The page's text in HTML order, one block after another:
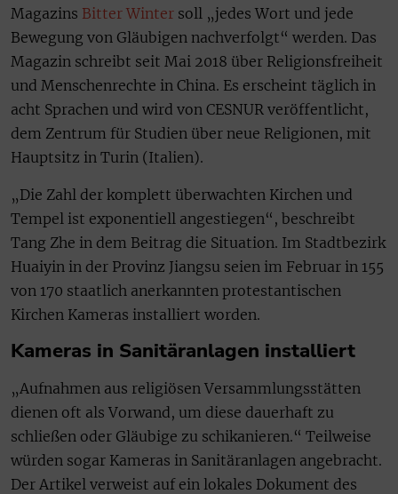
Magazins Bitter Winter soll „jedes Wort und jede
Bewegung von Gläubigen nachverfolgt“ werden. Das
Magazin schreibt seit Mai 2018 über Religionsfreiheit
und Menschenrechte in China. Es erscheint täglich in
acht Sprachen und wird von CESNUR veröffentlicht,
dem Zentrum für Studien über neue Religionen, mit
Hauptsitz in Turin (Italien).
„Die Zahl der komplett überwachten Kirchen und
Tempel ist exponentiell angestiegen“, beschreibt
Tang Zhe in dem Beitrag die Situation. Im Stadtbezirk
Huaiyin in der Provinz Jiangsu seien im Februar in 155
von 170 staatlich anerkannten protestantischen
Kirchen Kameras installiert worden.
Kameras in Sanitäranlagen installiert
„Aufnahmen aus religiösen Versammlungsstätten
dienen oft als Vorwand, um diese dauerhaft zu
schließen oder Gläubige zu schikanieren.“ Teilweise
würden sogar Kameras in Sanitäranlagen angebracht.
Der Artikel verweist auf ein lokales Dokument des